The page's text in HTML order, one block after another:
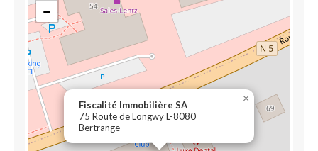
Fiscalité Immobilière SA
75 Route de Longwy L-8080
Bertrange
×
−